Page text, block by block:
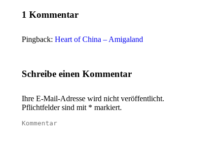
1 Kommentar
Pingback: Heart of China – Amigaland
Schreibe einen Kommentar
Ihre E-Mail-Adresse wird nicht veröffentlicht.
Pflichtfelder sind mit * markiert.
Kommentar